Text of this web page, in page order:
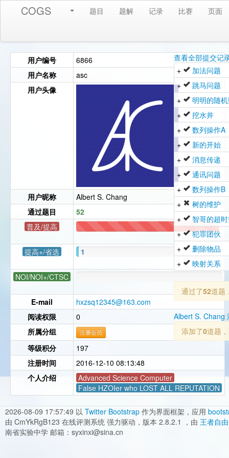
COGS 题目 题解 记录 比赛 页面
用户编号
6866
用户名称
asc
用户头像
用户昵称
Albert S. Chang
通过题目
52
普及/提高
提高+/省选
1
NOI/NOI+/CTSC
E-mail
hxzsq12345@163.com
阅读权限
0
所属分组
注册会员
等级积分
197
注册时间
2016-12-10 08:13:48
个人介绍
Advanced Science Computer
False HZOIer who LOST ALL REPUTATION
查看全部提交记
+
加法问题
+
跳马问题
+
明明的随
+
挖水井
+
数列操作A
+
新的开始
+
消息传递
+
通讯问题
+
数列操作B
+
树的维护
+
智哥的超
+
犯罪团伙
+
删除物品
+
映射关系
通过了52道题
Albert S. Chang
添加了0道题
2026-08-09 17:57:49 以 Twitter Bootstrap 作为界面框架，应用
由 CmYkRgB123 在线评测系统 强力驱动，版本 2.8.2.1 ，由 王者自由
南省实验中学 邮箱：syxinxi@sina.cn